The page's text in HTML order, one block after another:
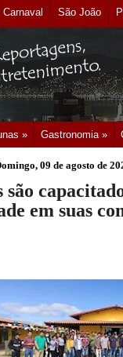
Carnaval São João
» Gastronomia »
09 de agosto de
são
em suas